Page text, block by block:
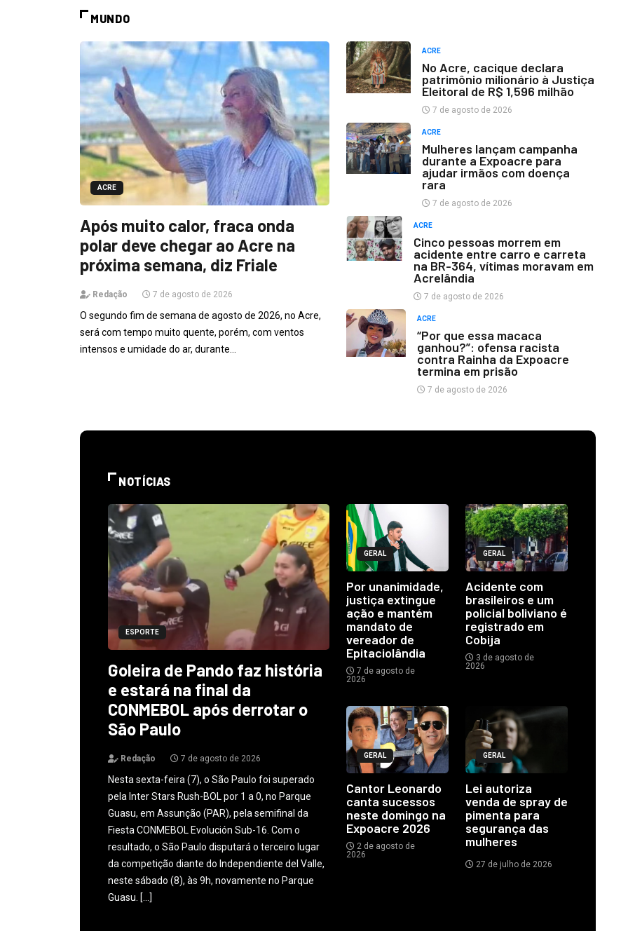
MUNDO
ACRE
Após muito calor, fraca onda
polar deve chegar ao Acre na
próxima semana, diz Friale
Redação 7 de agosto de 2026
O segundo fim de semana de agosto de 2026, no Acre,
será com tempo muito quente, porém, com ventos
intensos e umidade do ar, durante…
ACRE
No Acre, cacique declara
patrimônio milionário à Justiça
Eleitoral de R$ 1,596 milhão
7 de agosto de 2026
ACRE
Mulheres lançam campanha
durante a Expoacre para
ajudar irmãos com doença
rara
7 de agosto de 2026
ACRE
Cinco pessoas morrem em
acidente entre carro e carreta
na BR-364, vítimas moravam em
Acrelândia
7 de agosto de 2026
ACRE
“Por que essa macaca
ganhou?”: ofensa racista
contra Rainha da Expoacre
termina em prisão
7 de agosto de 2026
NOTÍCIAS
ESPORTE
Goleira de Pando faz história
e estará na final da
CONMEBOL após derrotar o
São Paulo
Redação 7 de agosto de 2026
Nesta sexta-feira (7), o São Paulo foi superado
pela Inter Stars Rush-BOL por 1 a 0, no Parque
Guasu, em Assunção (PAR), pela semifinal da
Fiesta CONMEBOL Evolución Sub-16. Com o
resultado, o São Paulo disputará o terceiro lugar
da competição diante do Independiente del Valle,
neste sábado (8), às 9h, novamente no Parque
Guasu. […]
GERAL
Por unanimidade,
justiça extingue
ação e mantém
mandato de
vereador de
Epitaciolândia
7 de agosto de
2026
GERAL
Acidente com
brasileiros e um
policial boliviano é
registrado em
Cobija
3 de agosto de
2026
GERAL
Cantor Leonardo
canta sucessos
neste domingo na
Expoacre 2026
2 de agosto de
2026
GERAL
Lei autoriza
venda de spray de
pimenta para
segurança das
mulheres
27 de julho de 2026